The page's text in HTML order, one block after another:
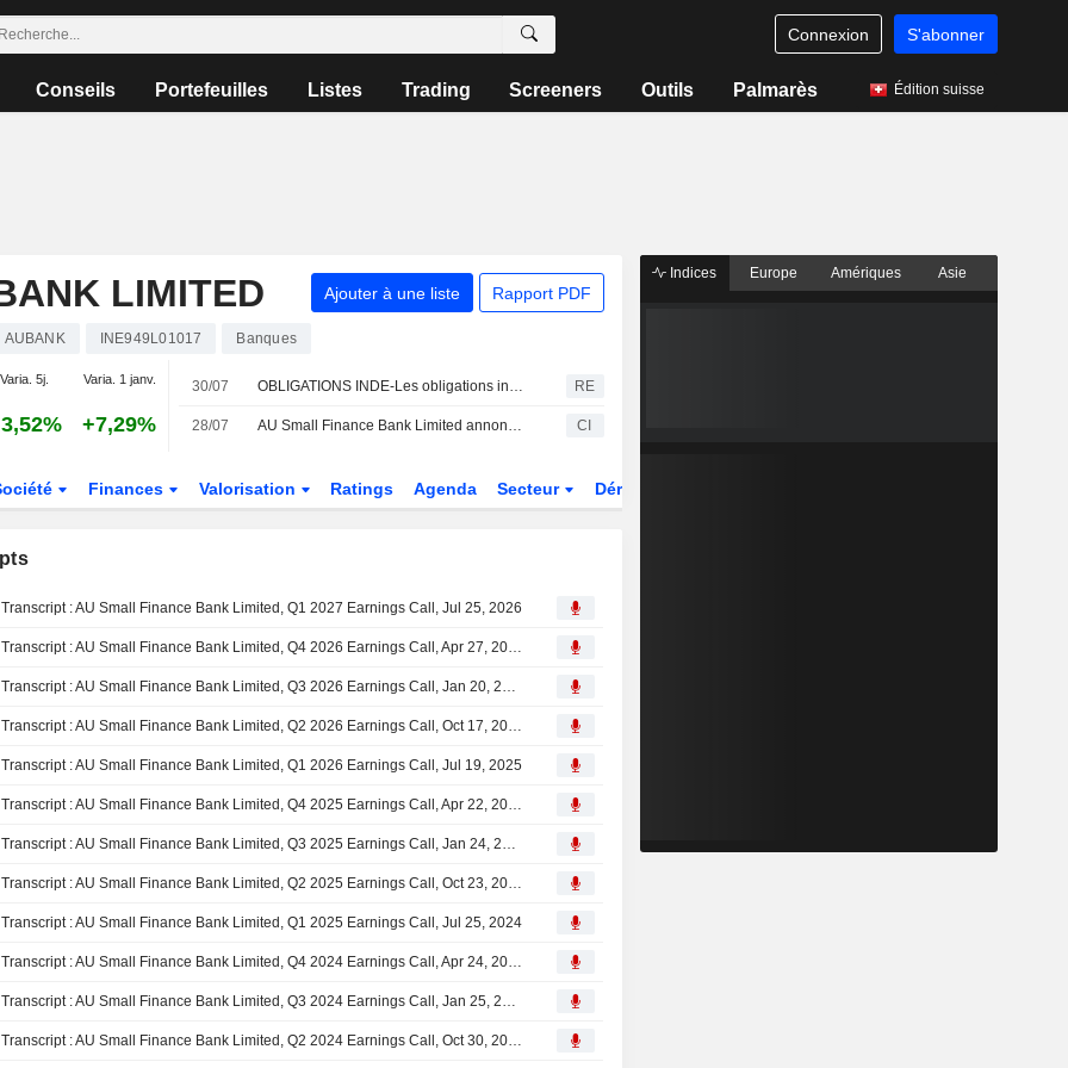
Connexion S'abonner
Conseils Portefeuilles Listes Trading Screeners Outils Palmarès Édition suisse
LIMITED Ajouter à une liste Rapport PDF
AUBANK INE949L01017 Banques
Varia. 5j. Varia. 1 janv.
+7,29%
30/07 OBLIGATIONS INDE-Les obligations indiennes reculent après le statu quo de la Fed ; l'attention se porte sur les indicateurs nationaux RE
28/07 AU Small Finance Bank Limited annonce le versement d'un dividende annuel le 5 octobre 2026 CI
Finances Valorisation Ratings Agenda Secteur Dérivés
Transcript : AU Small Finance Bank Limited, Q1 2027 Earnings Call, Jul 25, 2026
Transcript : AU Small Finance Bank Limited, Q4 2026 Earnings Call, Apr 27, 2026
Transcript : AU Small Finance Bank Limited, Q3 2026 Earnings Call, Jan 20, 2026
Transcript : AU Small Finance Bank Limited, Q2 2026 Earnings Call, Oct 17, 2025
Transcript : AU Small Finance Bank Limited, Q1 2026 Earnings Call, Jul 19, 2025
Transcript : AU Small Finance Bank Limited, Q4 2025 Earnings Call, Apr 22, 2025
Transcript : AU Small Finance Bank Limited, Q3 2025 Earnings Call, Jan 24, 2025
Transcript : AU Small Finance Bank Limited, Q2 2025 Earnings Call, Oct 23, 2024
Transcript : AU Small Finance Bank Limited, Q1 2025 Earnings Call, Jul 25, 2024
Transcript : AU Small Finance Bank Limited, Q4 2024 Earnings Call, Apr 24, 2024
Transcript : AU Small Finance Bank Limited, Q3 2024 Earnings Call, Jan 25, 2024
Transcript : AU Small Finance Bank Limited, Q2 2024 Earnings Call, Oct 30, 2023
Indices Europe Amériques Asie